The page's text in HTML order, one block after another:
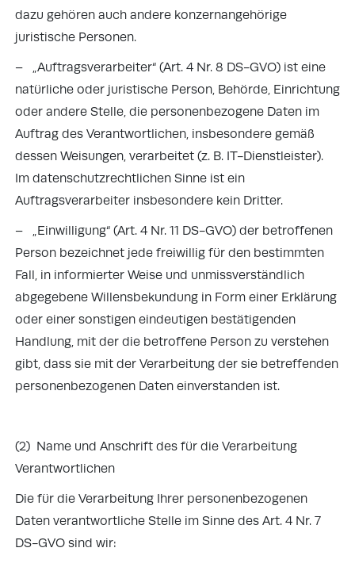
dazu gehören auch andere konzernangehörige
juristische Personen.
– „Auftragsverarbeiter“ (Art. 4 Nr. 8 DS-GVO) ist eine
natürliche oder juristische Person, Behörde, Einrichtung
oder andere Stelle, die personenbezogene Daten im
Auftrag des Verantwortlichen, insbesondere gemäß
dessen Weisungen, verarbeitet (z. B. IT-Dienstleister).
Im datenschutzrechtlichen Sinne ist ein
Auftragsverarbeiter insbesondere kein Dritter.
– „Einwilligung“ (Art. 4 Nr. 11 DS-GVO) der betroffenen
Person bezeichnet jede freiwillig für den bestimmten
Fall, in informierter Weise und unmissverständlich
abgegebene Willensbekundung in Form einer Erklärung
oder einer sonstigen eindeutigen bestätigenden
Handlung, mit der die betroffene Person zu verstehen
gibt, dass sie mit der Verarbeitung der sie betreffenden
personenbezogenen Daten einverstanden ist.
(2) Name und Anschrift des für die Verarbeitung
Verantwortlichen
Die für die Verarbeitung Ihrer personenbezogenen
Daten verantwortliche Stelle im Sinne des Art. 4 Nr. 7
DS-GVO sind wir: